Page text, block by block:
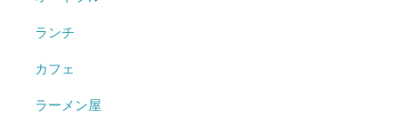
ランチ
カフェ
ラーメン屋